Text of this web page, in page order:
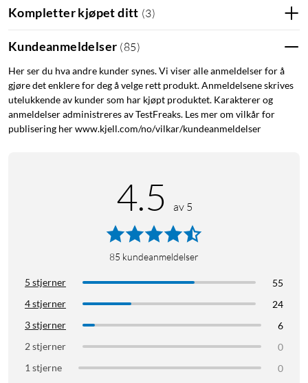
Kompletter kjøpet ditt (3)
Kundeanmeldelser (85)
Her ser du hva andre kunder synes. Vi viser alle anmeldelser for å
gjøre det enklere for deg å velge rett produkt. Anmeldelsene skrives
utelukkende av kunder som har kjøpt produktet. Karakterer og
anmeldelser administreres av TestFreaks. Les mer om vilkår for
publisering her www.kjell.com/no/vilkar/kundeanmeldelser
4.5 av 5
85 kundeanmeldelser
5 stjerner
55
4 stjerner
24
3 stjerner
6
2 stjerner
0
1 stjerne
0